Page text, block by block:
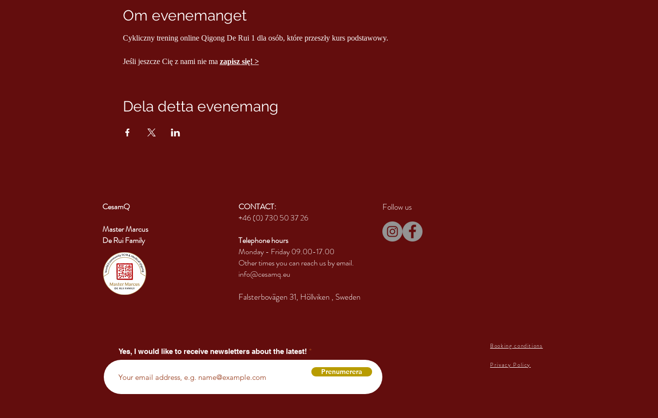
Om evenemanget
Cykliczny trening online Qigong De Rui 1 dla osób, które przeszły kurs podstawowy.
Jeśli jeszcze Cię z nami nie ma zapisz się! >
Dela detta evenemang
CONTACT:
+46 (0) 730 50 37 26
Telephone hours
Monday - Friday 09.00-17.00
Other times you can reach us by email.
info@cesamq.eu
Falsterbovägen 31, Höllviken , Sweden
CesamQ
Master Marcus
De Rui Family
Follow us
Yes, I would like to receive newsletters about the latest!
Prenumerera
Booking conditions
Privacy Policy